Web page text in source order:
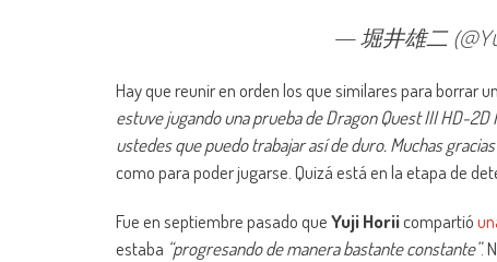
— 堀井雄二
Hay que reunir en orden los que similares para borrar
estuve jugando una prueba de Dragon Quest III HD-2D
ustedes que puedo trabajar así de duro. Muchas
como para poder jugarse. Quizá está en la etapa de
Fue en septiembre pasado queYuji Horiicompartió
estaba “progresando de manera bastante constante”.